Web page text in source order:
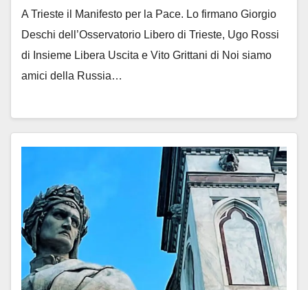
A Trieste il Manifesto per la Pace. Lo firmano Giorgio
Deschi dell’Osservatorio Libero di Trieste, Ugo Rossi
di Insieme Libera Uscita e Vito Grittani di Noi siamo
amici della Russia…